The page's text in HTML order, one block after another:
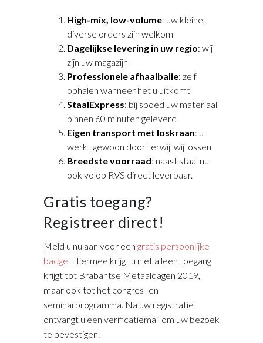
High-mix, low-volume: uw kleine,
diverse orders zijn welkom
Dagelijkse levering in uw regio: wij
zijn uw magazijn
Professionele afhaalbalie: zelf
ophalen wanneer het u uitkomt
StaalExpress: bij spoed uw materiaal
binnen 60 minuten geleverd
Eigen transport met loskraan: u
werkt gewoon door terwijl wij lossen
Breedste voorraad: naast staal nu
ook volop RVS direct leverbaar.
Gratis toegang?
Registreer direct!
Meld u nu aan voor een gratis persoonlijke
badge. Hiermee krijgt u niet alleen toegang
krijgt tot Brabantse Metaaldagen 2019,
maar ook tot het congres- en
seminarprogramma. Na uw registratie
ontvangt u een verificatiemail om uw bezoek
te bevestigen.